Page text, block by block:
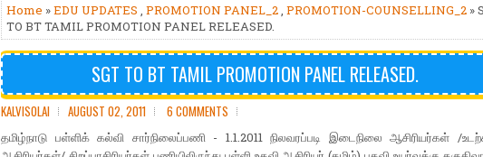
Home »EDU UPDATES , PROMOTION PANEL_2, PROMOTION-COUNSELLING_2 »
TO BT TAMIL PROMOTION PANEL RELEASED.
SGT TO BT TAMIL PROMOTION PANEL RELEASED.
KALVISOLAI AUGUST 02, 2011 6 COMMENTS
தமிழ்நாடு பள்ளிக் கல்வி சார்நிலைப்பணி - 1.1.2011 நிலவரப்படி இடைநிலை ஆசிரியர்கள் /